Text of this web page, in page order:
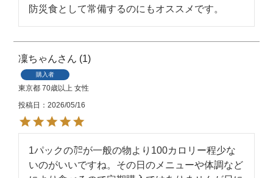
防災食として常備するのにもオススメです。
凜ちゃん 1
購入者
東京都 70歳以上 女性
投稿日
2026/05/16
1パックの㌍が一般の物より100カロリー程少な
いのがいいですね。その日のメニューや体調など